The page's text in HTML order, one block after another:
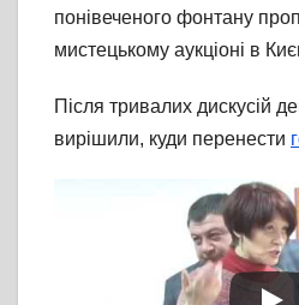
понівеченого фонтану
мистецькому аукціоні в
Після тривалих дискусій
вирішили, куди перенести